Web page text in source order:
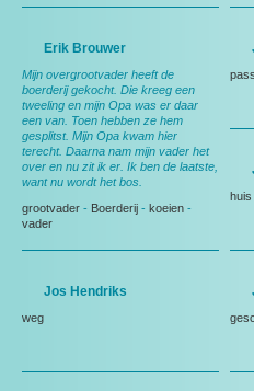
Erik Brouwer
Mijn overgrootvader heeft de
boerderij gekocht. Die kreeg een
tweeling en mijn Opa was er daar
een van. Toen hebben ze hem
gesplitst. Mijn Opa kwam hier
terecht. Daarna nam mijn vader het
over en nu zit ik er. Ik ben de laatste,
want nu wordt het bos.
grootvader - Boerderij - koeien -
vader
huis
Jos Hendriks
weg